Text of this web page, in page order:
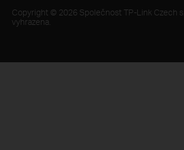
Copyright © 2026 Společnost TP-Link Czech
vyhrazena.